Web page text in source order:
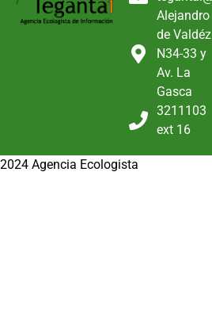
Alejandro
de Valdéz
N34-33 y
Av. La
Gasca
3211103
ext 16
2024 Agencia Ecologista